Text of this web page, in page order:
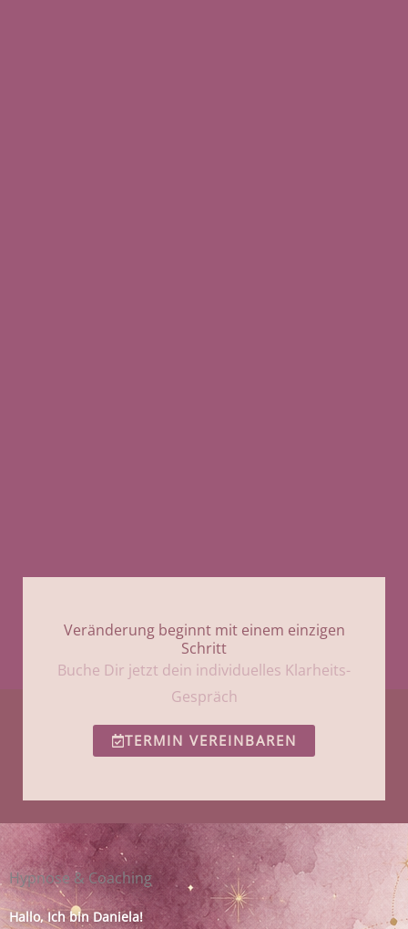
Veränderung beginnt mit einem einzigen
Schritt
Buche Dir jetzt dein individuelles Klarheits-
Gespräch
TERMIN VEREINBAREN
Hypnose & Coaching
Hallo, Ich bin Daniela!